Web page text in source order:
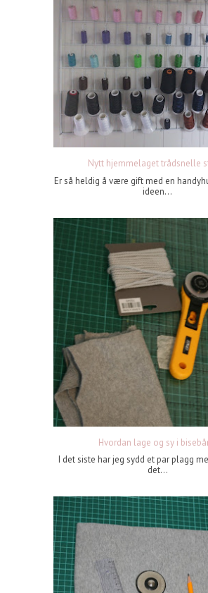
Nytt hjemmelaget trådsnelle
Er så heldig å være gift med en
ideen...
Hvordan lage og sy i
I det siste har jeg sydd et par plagg
det...